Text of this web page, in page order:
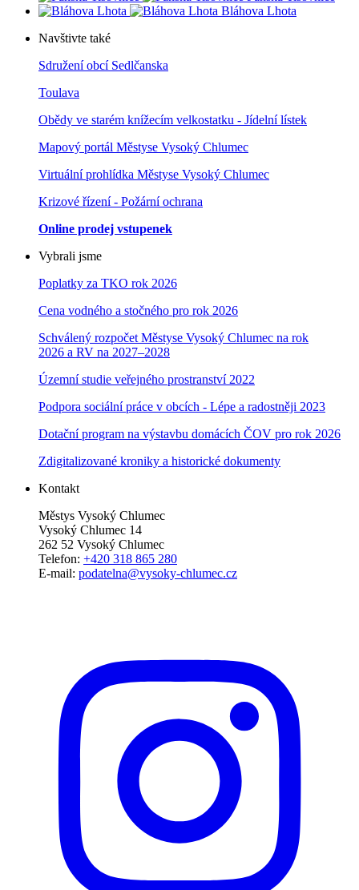
Bláhova Lhota
Navštivte také
Sdružení obcí Sedlčanska
Toulava
Obědy ve starém knížecím velkostatku - Jídelní lístek
Mapový portál Městyse Vysoký Chlumec
Virtuální prohlídka Městyse Vysoký Chlumec
Krizové řízení - Požární ochrana
Online prodej vstupenek
Vybrali jsme
Poplatky za TKO rok 2026
Cena vodného a stočného pro rok 2026
Schválený rozpočet Městyse Vysoký Chlumec na rok
2026 a RV na 2027–2028
Územní studie veřejného prostranství 2022
Podpora sociální práce v obcích - Lépe a radostněji 2023
Dotační program na výstavbu domácích ČOV pro rok 2026
Zdigitalizované kroniky a historické dokumenty
Kontakt
Městys Vysoký Chlumec
Vysoký Chlumec 14
262 52 Vysoký Chlumec
Telefon: +420 318 865 280
E-mail: podatelna@vysoky-chlumec.cz